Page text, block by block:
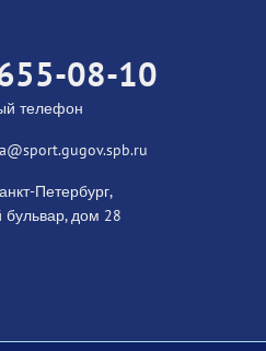
08-10
телефон
Петербург,
бульвар, дом 28